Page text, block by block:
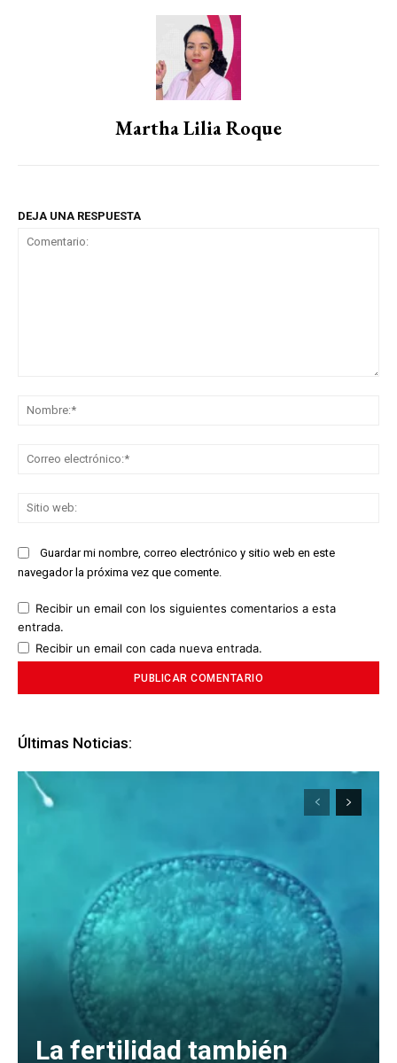
Martha Lilia Roque
DEJA UNA RESPUESTA
Guardar mi nombre, correo electrónico y sitio web en este
navegador la próxima vez que comente.
Recibir un email con los siguientes comentarios a esta
entrada.
Recibir un email con cada nueva entrada.
Últimas Noticias:
La fertilidad también